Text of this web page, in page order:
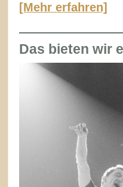
[Mehr erfahren]
Das bieten wir